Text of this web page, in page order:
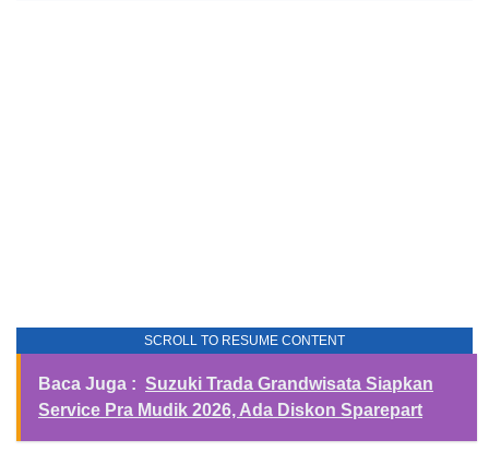
SCROLL TO RESUME CONTENT
Baca Juga : Suzuki Trada Grandwisata Siapkan
Service Pra Mudik 2026, Ada Diskon Sparepart